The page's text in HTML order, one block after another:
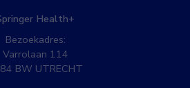
Health+
Bezoekadres:
Varrolaan 114
BW UTRECHT